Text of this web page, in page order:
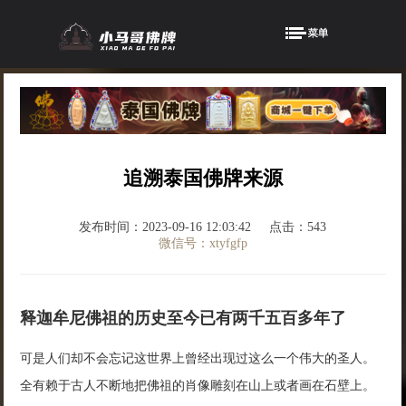
追溯泰国佛牌来源
发布时间：2023-09-16 12:03:42
点击：543
微信号：xtyfgfp
释迦牟尼佛祖的历史至今已有两千五百多年了
可是人们却不会忘记这世界上曾经出现过这么一个伟大的圣人。
全有赖于古人不断地把佛祖的肖像雕刻在山上或者画在石壁上。